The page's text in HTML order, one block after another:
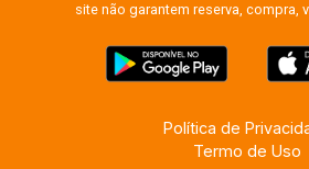
site não garantem reserva, compra,
Política de
Termo de Uso